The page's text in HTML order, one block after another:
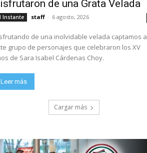
de una Grata Velada
Instante staff - 6 agosto, 2026
de una inolvidable velada captamos a
grupo de personajes que celebraron los XV
de Sara Isabel Cárdenas Choy.
Leer más
Cargar más